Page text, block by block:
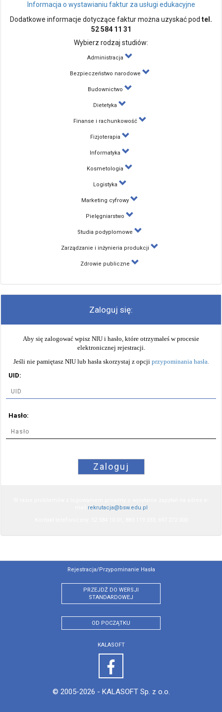
Informacja o wystawianiu faktur za usługi edukacyjne
Dodatkowe informacje dotyczące faktur można uzyskać pod tel.
52 584 11 31
Wybierz rodzaj studiów:
Administracja
Bezpieczeństwo narodowe
Budownictwo
Dietetyka
Finanse i rachunkowość
Fizjoterapia
Informatyka
Kosmetologia
Logistyka
Marketing cyfrowy
Pielęgniarstwo
Studia podyplomowe
Zarządzanie i inżynieria produkcji
Zdrowie publiczne
Zaloguj się:
Aby się zalogować wpisz NIU i hasło, które otrzymałeś w procesie
elektronicznej rejestracji.
Jeśli nie pamiętasz NIU lub hasła skorzystaj z opcji przypominania hasła.
UID:
Hasło:
Zaloguj
rekrutacja@bsw.edu.pl
Rejestracja/przypominanie Hasła
PRZEJDŹ DO WERSJI
STANDARDOWEJ
OD POCZĄTKU
KALASOFT
© 2005-2026 - KALASOFT Sp. z o.o.